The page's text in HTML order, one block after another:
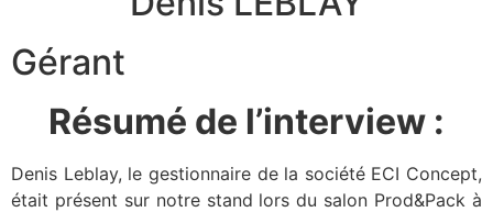
Gérant
Résumé de l’interview :
Denis Leblay, le gestionnaire de la société ECI Concept,
était présent sur notre stand lors du salon Prod&Pack à